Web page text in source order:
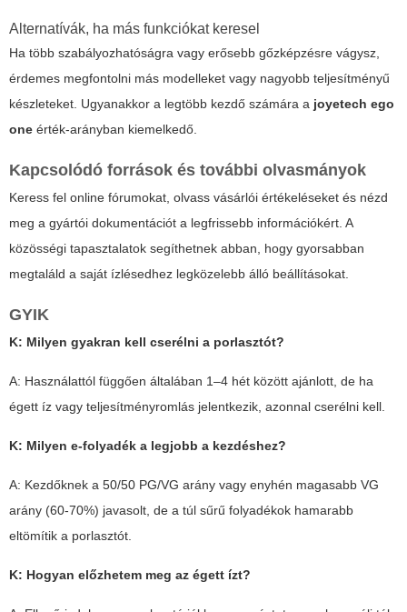
Alternatívák, ha más funkciókat keresel
Ha több szabályozhatóságra vagy erősebb gőzképzésre vágysz,
érdemes megfontolni más modelleket vagy nagyobb teljesítményű
készleteket. Ugyanakkor a legtöbb kezdő számára a joyetech ego
one érték-arányban kiemelkedő.
Kapcsolódó források és további olvasmányok
Keress fel online fórumokat, olvass vásárlói értékeléseket és nézd
meg a gyártói dokumentációt a legfrissebb információkért. A
közösségi tapasztalatok segíthetnek abban, hogy gyorsabban
megtaláld a saját ízlésedhez legközelebb álló beállításokat.
GYIK
K: Milyen gyakran kell cserélni a porlasztót?
A: Használattól függően általában 1–4 hét között ajánlott, de ha
égett íz vagy teljesítményromlás jelentkezik, azonnal cserélni kell.
K: Milyen e-folyadék a legjobb a kezdéshez?
A: Kezdőknek a 50/50 PG/VG arány vagy enyhén magasabb VG
arány (60-70%) javasolt, de a túl sűrű folyadékok hamarabb
eltömítik a porlasztót.
K: Hogyan előzhetem meg az égett ízt?